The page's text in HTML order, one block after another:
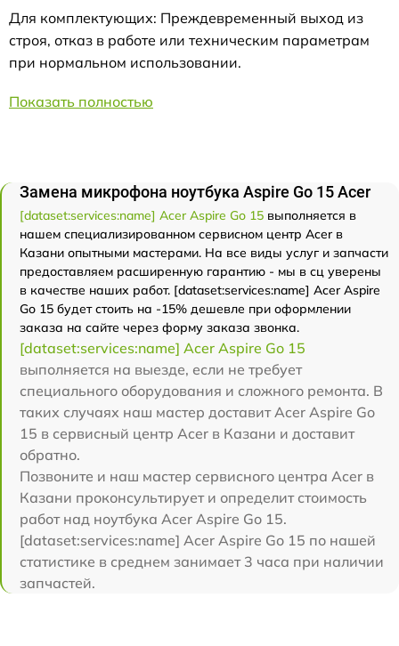
Для комплектующих: Преждевременный выход из
строя, отказ в работе или техническим параметрам
при нормальном использовании.
Показать полностью
Замена микрофона ноутбука Aspire Go 15 Acer
[dataset:services:name] Acer Aspire Go 15 выполняется в
нашем специализированном сервисном центр Acer в
Казани опытными мастерами. На все виды услуг и запчасти
предоставляем расширенную гарантию - мы в сц уверены
в качестве наших работ. [dataset:services:name] Acer Aspire
Go 15 будет стоить на -15% дешевле при оформлении
заказа на сайте через форму заказа звонка.
[dataset:services:name] Acer Aspire Go 15
выполняется на выезде, если не требует
специального оборудования и сложного ремонта. В
таких случаях наш мастер доставит Acer Aspire Go
15 в сервисный центр Acer в Казани и доставит
обратно.
Позвоните и наш мастер сервисного центра Acer в
Казани проконсультирует и определит стоимость
работ над ноутбука Acer Aspire Go 15.
[dataset:services:name] Acer Aspire Go 15 по нашей
статистике в среднем занимает 3 часа при наличии
запчастей.